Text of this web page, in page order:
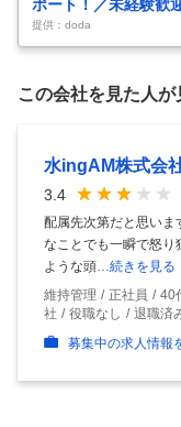
ポート！／未経験歓
提供：doda
この会社を見た人
水ingAM株式会
3.4
配属先次第だと思いま
なことでも一瞬で怒り
ような頭…続きを見る
維持管理
正社員 40
社
役職なし
退職済
募集中の求人情報